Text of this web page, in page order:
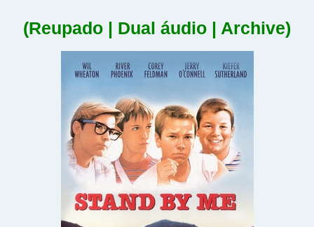
(Reupado | Dual áudio | Archive)